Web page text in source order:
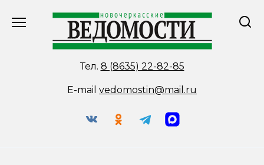
Тел. 8 (8635) 22-82-85
E-mail vedomostin@mail.ru